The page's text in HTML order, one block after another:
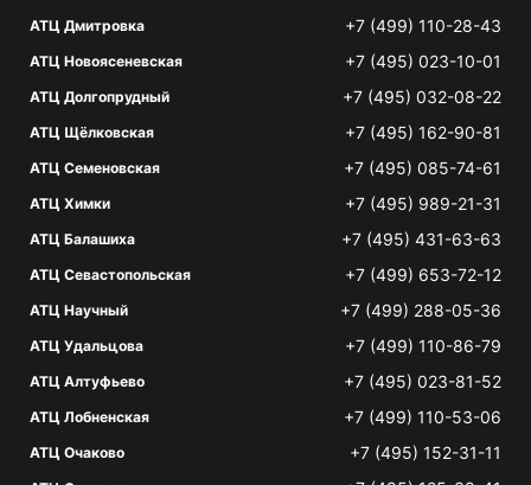
АТЦ Дмитровка +7 (499) 110-28-43
АТЦ Новоясеневская +7 (495) 023-10-01
АТЦ Долгопрудный +7 (495) 032-08-22
АТЦ Щёлковская +7 (495) 162-90-81
АТЦ Семеновская +7 (495) 085-74-61
АТЦ Химки +7 (495) 989-21-31
АТЦ Балашиха +7 (495) 431-63-63
АТЦ Севастопольская +7 (499) 653-72-12
АТЦ Научный +7 (499) 288-05-36
АТЦ Удальцова +7 (499) 110-86-79
АТЦ Алтуфьево +7 (495) 023-81-52
АТЦ Лобненская +7 (499) 110-53-06
АТЦ Очаково +7 (495) 152-31-11